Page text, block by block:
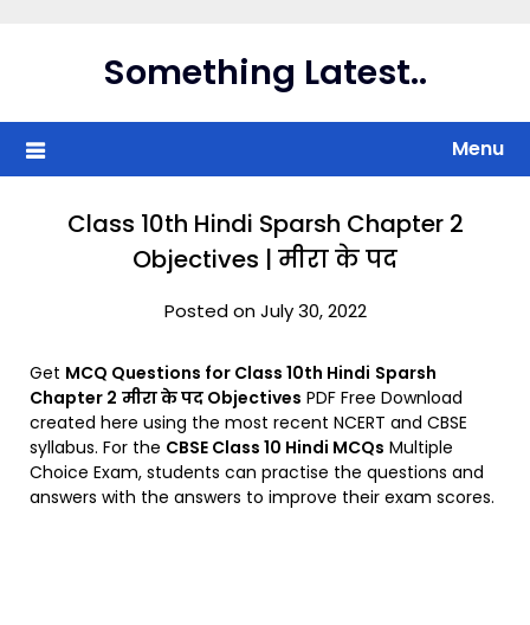
Something Latest..
Menu
Class 10th Hindi Sparsh Chapter 2
Objectives | मीरा के पद
Posted on July 30, 2022
Get MCQ Questions for Class 10th Hindi Sparsh
Chapter 2 मीरा के पद Objectives PDF Free Download
created here using the most recent NCERT and CBSE
syllabus. For the CBSE Class 10 Hindi MCQs Multiple
Choice Exam, students can practise the questions and
answers with the answers to improve their exam scores.